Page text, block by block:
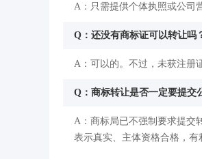
A：只需提供个体执照或公司
Q：还没有商标证可以转让吗
A：可以的。不过，未获注册
Q：商标转让是否一定要提交
A：商标局已不强制要求提交
表示真实、主体资格合格，有